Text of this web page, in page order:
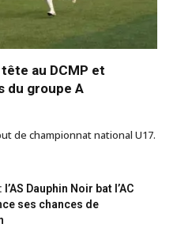
au DCMP et
du groupe A
de championnat national U17.
l’AS Dauphin Noir bat l’AC
ses chances de